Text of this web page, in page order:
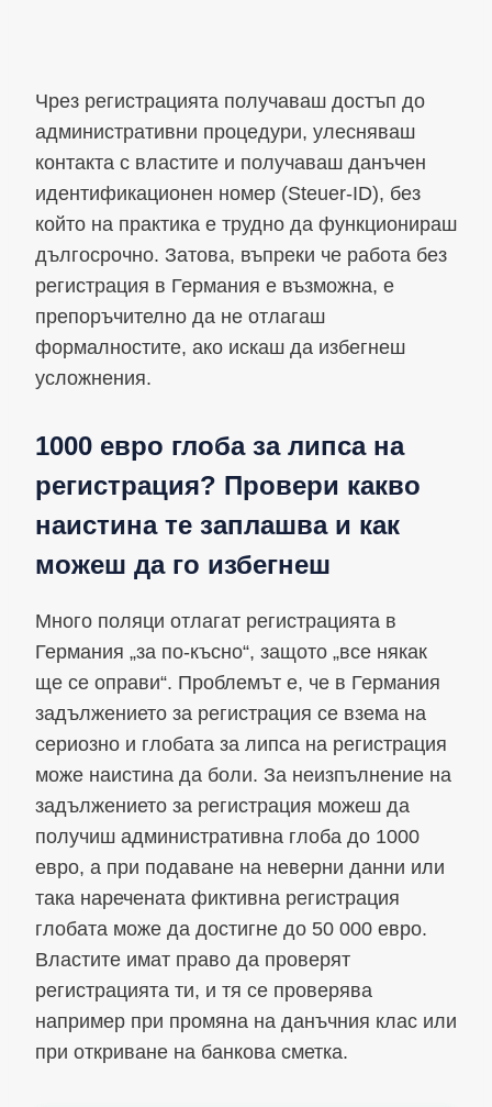
Чрез регистрацията получаваш достъп до
административни процедури, улесняваш
контакта с властите и получаваш данъчен
идентификационен номер (Steuer-ID), без
който на практика е трудно да функционираш
дългосрочно. Затова, въпреки че работа без
регистрация в Германия е възможна, е
препоръчително да не отлагаш
формалностите, ако искаш да избегнеш
усложнения.
1000 евро глоба за липса на
регистрация? Провери какво
наистина те заплашва и как
можеш да го избегнеш
Много поляци отлагат регистрацията в
Германия „за по-късно“, защото „все някак
ще се оправи“. Проблемът е, че в Германия
задължението за регистрация се взема на
сериозно и глобата за липса на регистрация
може наистина да боли. За неизпълнение на
задължението за регистрация можеш да
получиш административна глоба до 1000
евро, а при подаване на неверни данни или
така наречената фиктивна регистрация
глобата може да достигне до 50 000 евро.
Властите имат право да проверят
регистрацията ти, и тя се проверява
например при промяна на данъчния клас или
при откриване на банкова сметка.